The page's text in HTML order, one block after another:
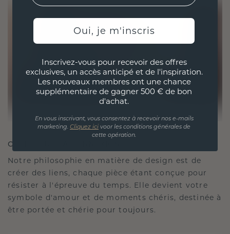
CRÉÉ POUR LA CONNEXION
Notre philosophie en matière de design est de
créer des liens, chaque pièce étant conçue pour
résister à l'épreuve du temps. Elle devient votre
symbole d'amour et de moments chéris, destinée à
être portée et chérie pour toujours.
Oui, je m'inscris
Inscrivez-vous pour recevoir des offres
exclusives, un accès anticipé et de l'inspiration.
Les nouveaux membres ont une chance
supplémentaire de gagner 500 € de bon
d'achat.
En vous inscrivant, vous consentez à recevoir nos e-mails
marketing. Cliquez ici voor les conditions générales de
cette opération.